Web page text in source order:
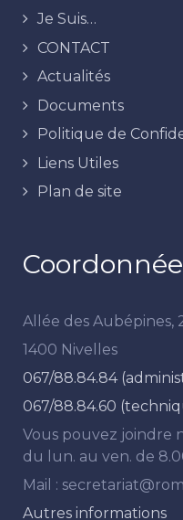
Je Suis…
CONTACT
Actualités
Documents
Politique de
Liens Utiles
Plan de site
Allée des Aubépines,
1400 Nivelles
067/88.84.84
067/88.84.60
Vous pouvez joindre
du lun. au ven. de
Mail :
Autres informations